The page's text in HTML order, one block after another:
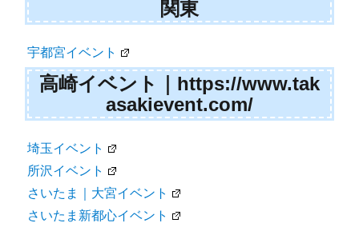
関東
宇都宮イベント
高崎イベント｜https://www.tak
asakievent.com/
埼玉イベント
所沢イベント
さいたま｜大宮イベント
さいたま新都心イベント